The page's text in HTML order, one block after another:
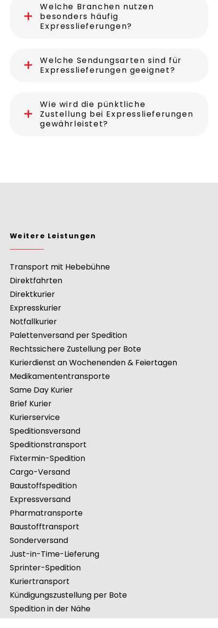
Welche Branchen nutzen
besonders häufig
Expresslieferungen?
Welche Sendungsarten sind für
Expresslieferungen geeignet?
Wie wird die pünktliche
Zustellung bei Expresslieferungen
gewährleistet?
Weitere Leistungen
Transport mit Hebebühne
Direktfahrten
Direktkurier
Expresskurier
Notfallkurier
Palettenversand per Spedition
Rechtssichere Zustellung per Bote
Kurierdienst an Wochenenden & Feiertagen
Medikamententransporte
Same Day Kurier
Brief Kurier
Kurierservice
Speditionsversand
Speditionstransport
Fixtermin-Spedition
Cargo-Versand
Baustoffspedition
Expressversand
Pharmatransporte
Baustofftransport
Sonderversand
Just-in-Time-Lieferung
Sprinter-Spedition
Kuriertransport
Kündigungszustellung per Bote
Spedition in der Nähe